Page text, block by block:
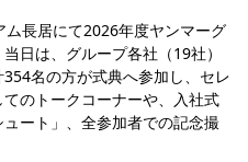
長居にて2026年度ヤンマーグ
日は、グループ各社（19社）
名の方が式典へ参加し、セレ
のトークコーナーや、入社式
ート」、全参加者での記念撮